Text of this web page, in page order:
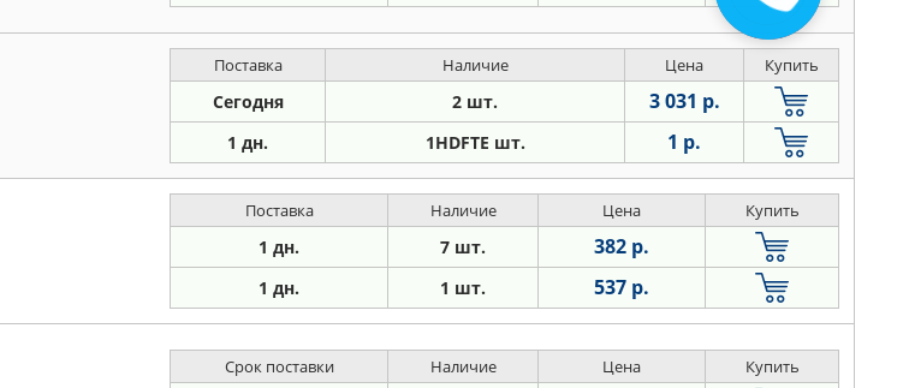
Поставка Наличие Цена Купить
Сегодня 2 шт. 3 031 р.
1 дн. 1HDFTE шт. 1 р.
Поставка Наличие Цена Купить
1 дн. 7 шт. 382 р.
1 дн. 1 шт. 537 р.
Срок поставки Наличие Цена Купить